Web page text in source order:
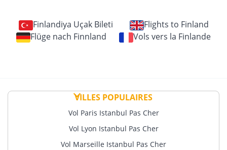
Finlandiya Uçak Bileti
Flights to Finland
Flüge nach Finnland
Vols vers la Finlande
VILLES POPULAIRES
Vol Paris Istanbul Pas Cher
Vol Lyon Istanbul Pas Cher
Vol Marseille Istanbul Pas Cher